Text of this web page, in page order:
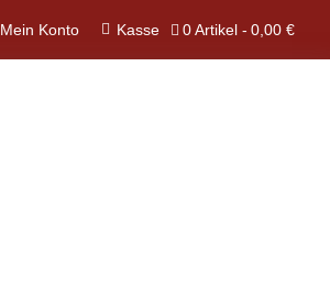
Mein Konto Kasse 0 Artikel 0,00 €